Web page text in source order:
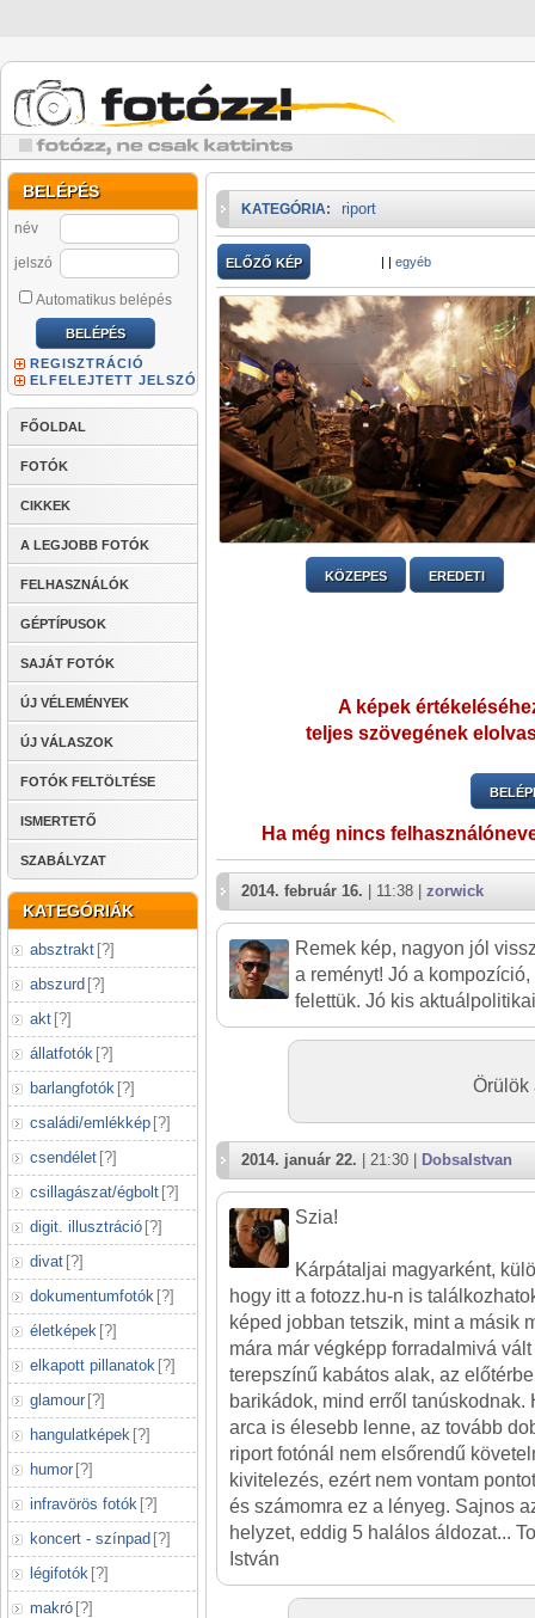
BELÉPÉS
név
jelszó
Automatikus belépés
REGISZTRÁCIÓ
ELFELEJTETT JELSZÓ
FŐOLDAL
FOTÓK
CIKKEK
A LEGJOBB FOTÓK
FELHASZNÁLÓK
GÉPTÍPUSOK
SAJÁT FOTÓK
ÚJ VÉLEMÉNYEK
ÚJ VÁLASZOK
FOTÓK FELTÖLTÉSE
ISMERTETŐ
SZABÁLYZAT
KATEGÓRIÁK
absztrakt [?]
abszurd [?]
akt [?]
állatfotók [?]
barlangfotók [?]
családi/emlékkép [?]
csendélet [?]
csillagászat/égbolt [?]
digit. illusztráció [?]
divat [?]
dokumentumfotók [?]
életképek [?]
elkapott pillanatok [?]
glamour [?]
hangulatképek [?]
humor [?]
infravörös fotók [?]
koncert - színpad [?]
légifotók [?]
makró [?]
KATEGÓRIA: riport
ELŐZŐ KÉP | | egyéb
KÖZEPES EREDETI
A képek
teljes szövegének
Ha még nincs
2014. február 16. | 11:38 | zorwick
Remek kép, nagyon jól
a reményt! Jó a
felettük. Jó kis
Örülök
2014. január 22. | 21:30 | DobsaIstvan
Szia!
Kárpátaljai magyarként,
hogy itt a fotozz.hu-n is
képed jobban tetszik, mint a másik
mára már végképp forradalmivá
terepszínű kabátos alak, az
barikádok, mind erről
arca is élesebb lenne, az tovább
riport fotónál nem elsőrendű
kivitelezés, ezért nem vontam
és számomra ez a lényeg. Sajnos
helyzet, eddig 5 halálos áldozat...
István